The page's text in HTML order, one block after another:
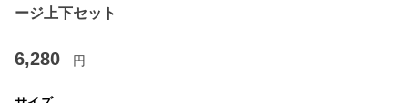
ージ上下セット
6,280 円